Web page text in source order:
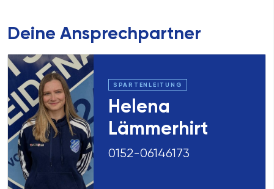
Deine Ansprechpartner
SPARTENLEITUNG
Helena
Lämmerhirt
0152-06146173